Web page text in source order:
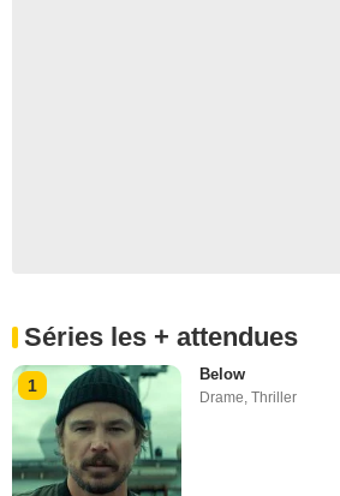
Séries les + attendues
1
Below
Drame,Thriller